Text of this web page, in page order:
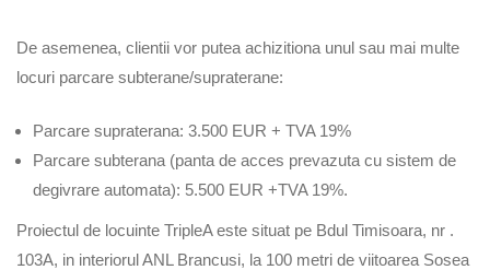
De asemenea, clientii vor putea achizitiona unul sau mai multe
locuri parcare subterane/supraterane:
Parcare supraterana: 3.500 EUR + TVA 19%
Parcare subterana (panta de acces prevazuta cu sistem de
degivrare automata): 5.500 EUR +TVA 19%.
Proiectul de locuinte TripleA este situat pe Bdul Timisoara, nr .
103A, in interiorul ANL Brancusi, la 100 metri de viitoarea Sosea